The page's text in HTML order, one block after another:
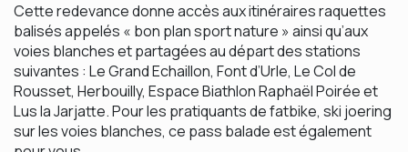
Cette redevance donne accès aux itinéraires raquettes
balisés appelés « bon plan sport nature » ainsi qu’aux
voies blanches et partagées au départ des stations
suivantes : Le Grand Echaillon, Font d’Urle, Le Col de
Rousset, Herbouilly, Espace Biathlon Raphaël Poirée et
Lus la Jarjatte. Pour les pratiquants de fatbike, ski joering
sur les voies blanches, ce pass balade est également